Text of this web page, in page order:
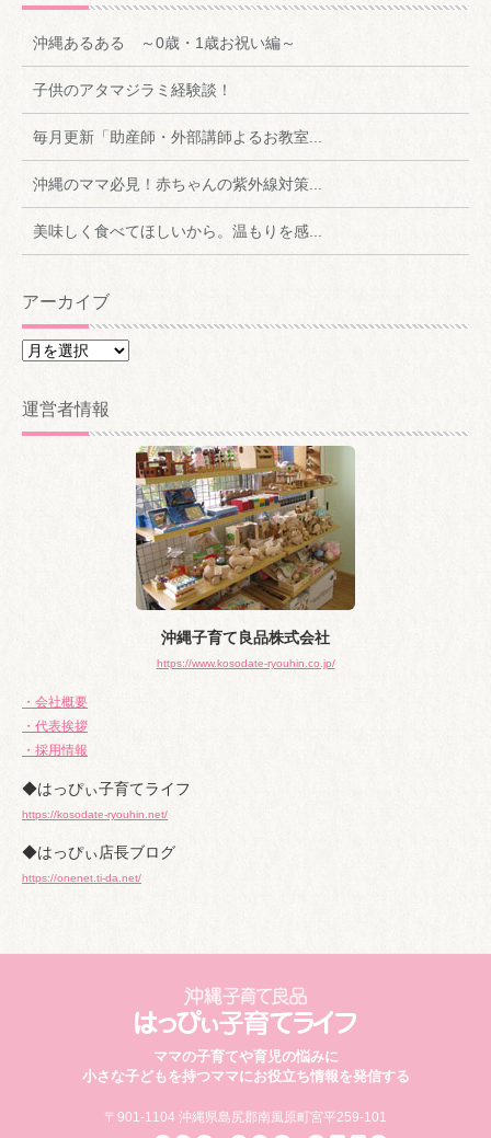
沖縄あるある ～0歳・1歳お祝い編～
子供のアタマジラミ経験談！
毎月更新「助産師・外部講師よるお教室...
沖縄のママ必見！赤ちゃんの紫外線対策...
美味しく食べてほしいから。温もりを感...
アーカイブ
ア
カ
イ
運営者情報
沖縄子育て良品株式会社
https://www.kosodate-ryouhin.co.jp/
・会社概要
・代表挨拶
・採用情報
◆はっぴぃ子育てライフ
https://kosodate-ryouhin.net/
◆はっぴぃ店長ブログ
https://onenet.ti-da.net/
ママの子育てや育児の悩みに
小さな子どもを持つママにお役立ち情報を発信する
〒901-1104 沖縄県島尻郡南風原町宮平259-101